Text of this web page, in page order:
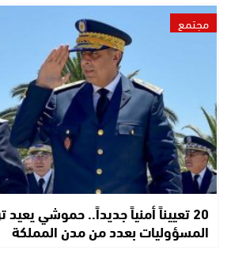
مجتمع
20 تعييناً أمنياً جديداً.. حموشي
المسؤوليات بعدد من مدن المملكة